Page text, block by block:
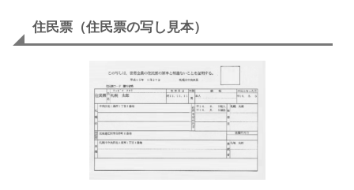
住民票（住民票の写し見本）